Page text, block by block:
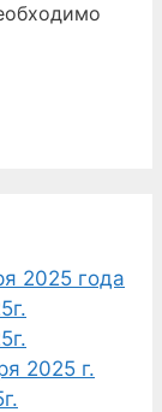
2025 года
2025 г.